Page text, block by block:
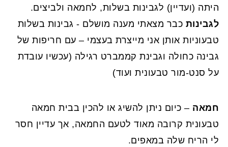
היתה (ועדיין) לגבינות בשלות, לחמאה ולביצים.
לגבינות כבר מצאתי מענה מושלם - גבינות בשלות
טבעוניות אותן אני מייצרת בעצמי – עם חריפות של
גבינה כחולה וגבינת קממברט רגילה (עכשיו עובדת
על סנט-מור טבעונית ועוד)
חמאה – כיום ניתן להשיג או להכין בבית חמאה
טבעונית קרובה מאוד לטעם החמאה, אך עדיין חסר
לי הריח שלה במאפים.